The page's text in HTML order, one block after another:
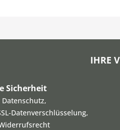
IHRE
Sicherheit
Datenverschlüsselung,